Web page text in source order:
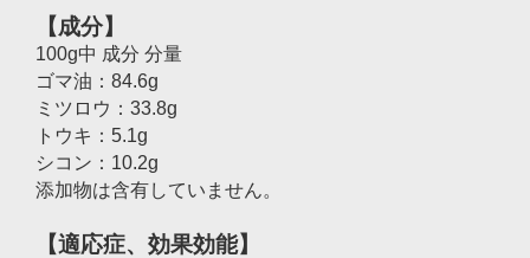
【成分】
100g中 成分 分量
ゴマ油：84.6g
ミツロウ：33.8g
トウキ：5.1g
シコン：10.2g
添加物は含有していません。
【適応症、効果効能】